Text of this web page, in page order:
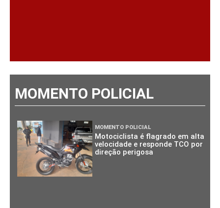
MOMENTO POLICIAL
MOMENTO POLICIAL
Motociclista é flagrado em alta
velocidade e responde TCO por
direção perigosa